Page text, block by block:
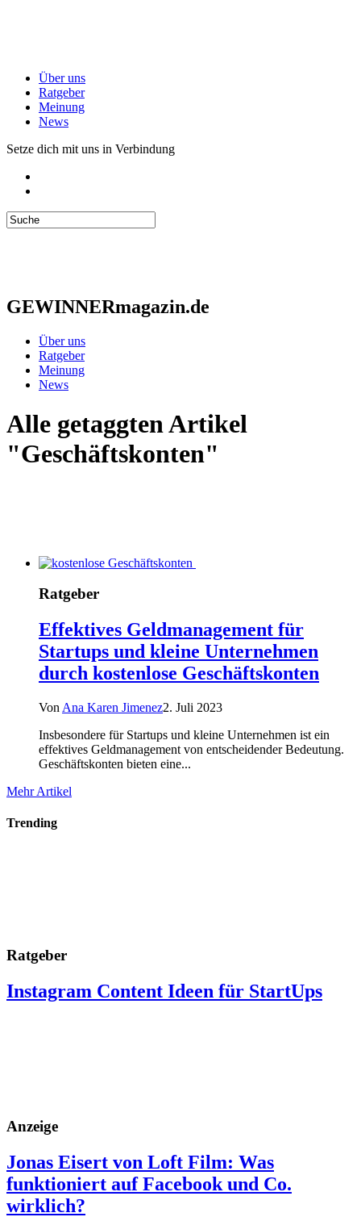
Über uns
Ratgeber
Meinung
News
Setze dich mit uns in Verbindung
GEWINNERmagazin.de
Über uns
Ratgeber
Meinung
News
Alle getaggten Artikel
"Geschäftskonten"
Ratgeber
Effektives Geldmanagement für
Startups und kleine Unternehmen
durch kostenlose Geschäftskonten
Von Ana Karen Jimenez2. Juli 2023
Insbesondere für Startups und kleine Unternehmen ist ein
effektives Geldmanagement von entscheidender Bedeutung.
Geschäftskonten bieten eine...
Mehr Artikel
Trending
Ratgeber
Instagram Content Ideen für StartUps
Anzeige
Jonas Eisert von Loft Film: Was
funktioniert auf Facebook und Co.
wirklich?